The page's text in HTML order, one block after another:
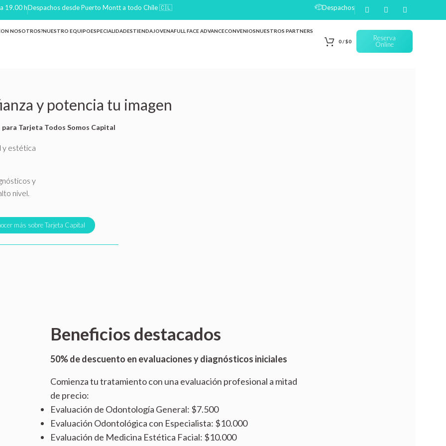
19.00 hDespachos desde Puerto Montt a todo Chile 🇨🇱 Despachos
NOSOTROS?NUESTRO EQUIPOESPECIALIDADESTIENDAJOVENAFULL FACE ADVANCECONVENIOSNUESTROS PARTNERS
0/ $0
Reserva
Online
y potencia tu imagen
Tarjeta Todos Somos Capital
y estética
y
nivel.
más sobre Tarjeta Capital
Beneficios destacados
50% de descuento en evaluaciones y diagnósticos iniciales
Comienza tu tratamiento con una evaluación profesional a mitad
de precio:
Evaluación de Odontología General: $7.500
Evaluación Odontológica con Especialista: $10.000
Evaluación de Medicina Estética Facial: $10.000